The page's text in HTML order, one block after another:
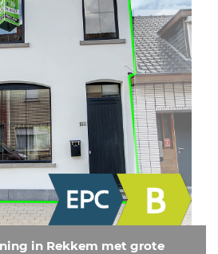
in Rekkem met grote